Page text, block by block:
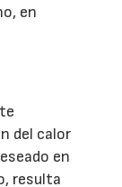
en
del calor
en
resulta